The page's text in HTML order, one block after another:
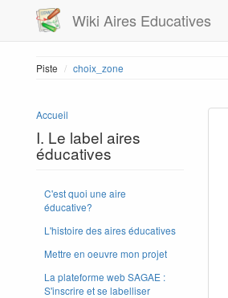
Wiki Aires Educatives
Piste choix_zone
Accueil
I. Le label aires
éducatives
C'est quoi une aire
éducative?
L'histoire des aires éducatives
Mettre en oeuvre mon projet
La plateforme web SAGAE :
S'inscrire et se labelliser